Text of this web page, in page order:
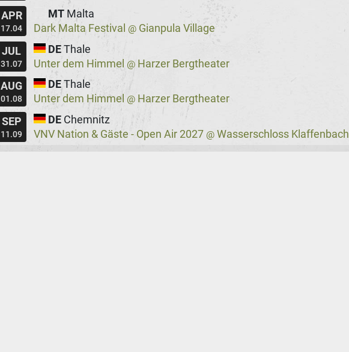
APR
17.04
MT Malta
Dark Malta Festival @ Gianpula Village
JUL
31.07
DE Thale
Unter dem Himmel @ Harzer Bergtheater
AUG
01.08
DE Thale
Unter dem Himmel @ Harzer Bergtheater
SEP
11.09
DE Chemnitz
VNV Nation & Gäste - Open Air 2027 @ Wasserschloss Klaffenbach